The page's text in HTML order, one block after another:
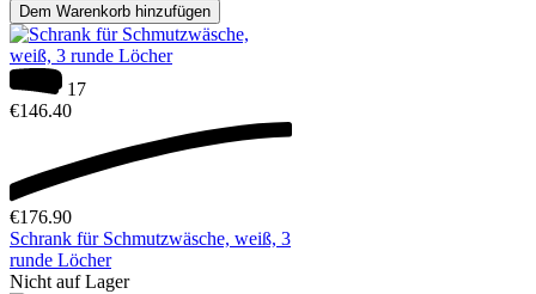
Dem Warenkorb hinzufügen
17
€146.40
€176.90
Schrank für Schmutzwäsche, weiß, 3
runde Löcher
Nicht auf Lager